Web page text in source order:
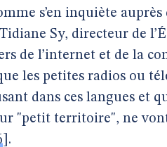
s’en inquiète
Sy, directeur de
de l’internet et de la
les petites radios ou
dans ces langues et
"petit territoire", ne
.